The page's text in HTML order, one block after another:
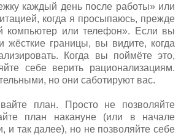
каждый день после работы» или
когда я просыпаюсь, прежде
компьютер или телефон». Если вы
жёсткие границы, вы видите, когда
Когда вы поймёте это,
себе верить рационализациям.
но они саботируют вас.
план. Просто не позволяйте
план накануне (или в начале
и так далее), но не позволяйте себе